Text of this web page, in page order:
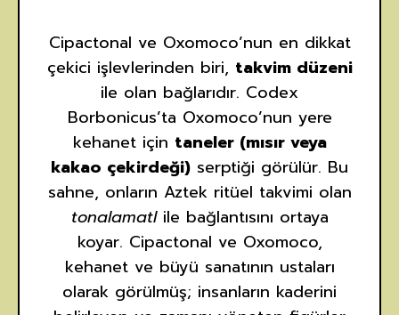
Cipactonal ve Oxomoco’nun en dikkat
çekici işlevlerinden biri, takvim düzeni
ile olan bağlarıdır. Codex
Borbonicus’ta Oxomoco’nun yere
kehanet için taneler (mısır veya
kakao çekirdeği) serptiği görülür. Bu
sahne, onların Aztek ritüel takvimi olan
tonalamatlile bağlantısını ortaya
koyar. Cipactonal ve Oxomoco,
kehanet ve büyü sanatının ustaları
olarak görülmüş; insanların kaderini